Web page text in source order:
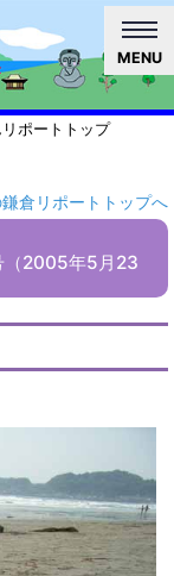
MENU
ポートトップ
倉リポートトップへ
（2005年5月23